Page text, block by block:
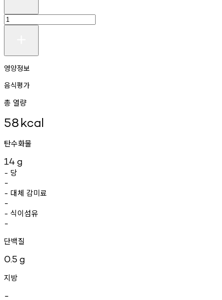
영양정보
음식평가
총 열량
58kcal
탄수화물
14 g
- 당
-
- 대체 감미료
-
- 식이섬유
-
단백질
0.5 g
지방
-